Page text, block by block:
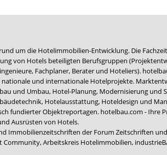
um die Hotelimmobilien-Entwicklung. Die
von Hotels beteiligten Berufsgruppen
Fachplaner, Berater und Hoteliers).
und internationale Hotelprojekte.
und Umbau, Hotel-Planung, Modernisierung und
Hotelausstattung, Hoteldesign und
fundierter Objektreportagen. hotelbau.com - Ihre
Ausrüsten von Hotels.
Immobilienzeitschriften der Forum Zeitschriften
Community,Arbeitskreis Hotelimmobilien,